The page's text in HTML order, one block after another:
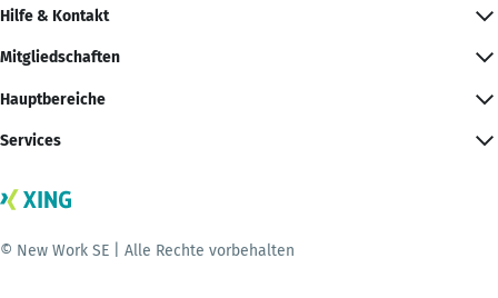
Hilfe & Kontakt
Mitgliedschaften
Hauptbereiche
Services
© New Work SE | Alle Rechte vorbehalten